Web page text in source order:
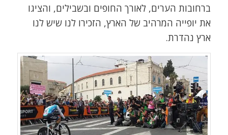
ברחובות הערים, לאורך החופים ובשבילים, והציגו
את יופייה המרהיב של הארץ, הזכירו לנו שיש לנו
ארץ נהדרת.